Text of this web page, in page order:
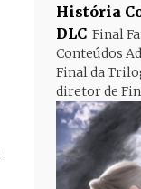
História
DLC Final
Conteúdos
Final da
diretor de